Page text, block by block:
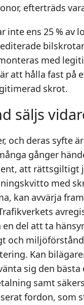
efterträds
ens 25 % av
med
att hålla fast på
skrot.
säljs
och deras syfte
gånger
att rättsgiltigt
med
kan avvärja
del att ta
och
Kan
sig den bästa
samt
fordon, som